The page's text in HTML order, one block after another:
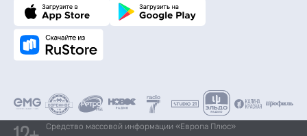
Средство массовой информации «Европа Плюс»